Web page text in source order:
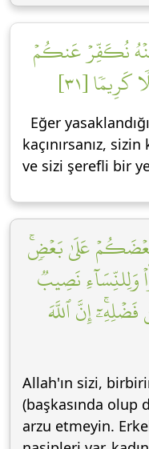
عَنۡهُ نُكَفِّرۡ عَنكُمۡ
[٣١]
Eğer
kaçınırsanız,
ve sizi şerefli bir
بَعۡضَكُمۡ عَلَىٰ بَعۡضٖۚ
نَصِيبٞ
إِنَّ ٱللَّهَ
Allah'ın sizi,
(başkasında olup
arzu etmeyin.